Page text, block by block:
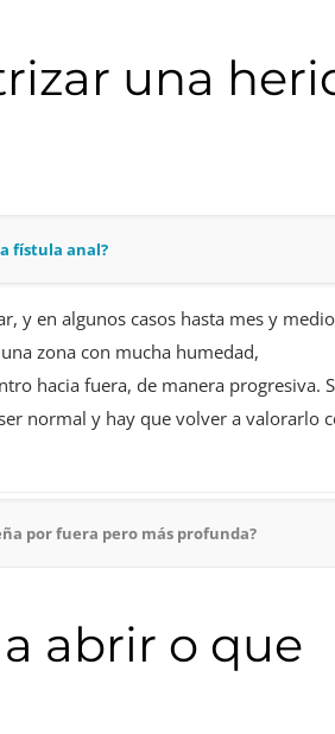
una
fístula anal?
y en algunos casos hasta mes y
zona con mucha humedad,
hacia fuera, de manera progresiva.
normal y hay que volver a valorarlo
por fuera pero más profunda?
abrir o que